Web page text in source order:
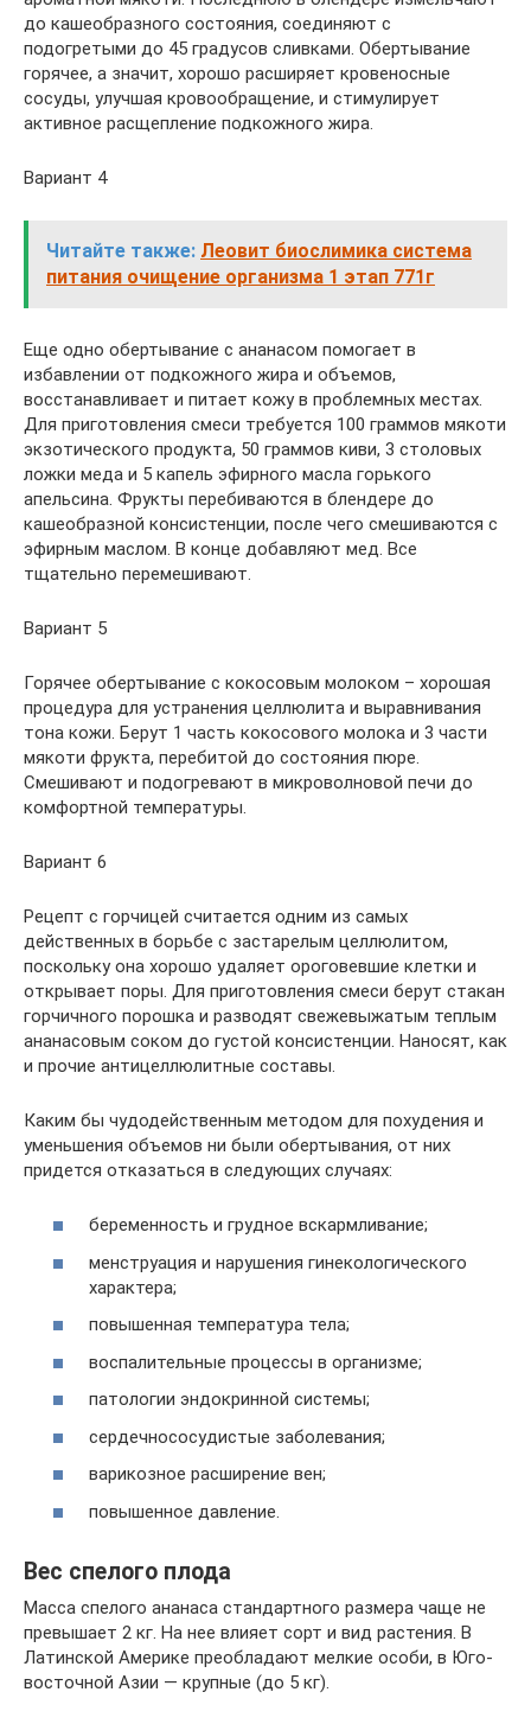
до кашеобразного состояния, соединяют с
подогретыми до 45 градусов сливками. Обертывание
горячее, а значит, хорошо расширяет кровеносные
сосуды, улучшая кровообращение, и стимулирует
активное расщепление подкожного жира.
Вариант 4
Читайте также: Леовит биослимика система
питания очищение организма 1 этап 771г
Еще одно обертывание с ананасом помогает в
избавлении от подкожного жира и объемов,
восстанавливает и питает кожу в проблемных местах.
Для приготовления смеси требуется 100 граммов мякоти
экзотического продукта, 50 граммов киви, 3 столовых
ложки меда и 5 капель эфирного масла горького
апельсина. Фрукты перебиваются в блендере до
кашеобразной консистенции, после чего смешиваются с
эфирным маслом. В конце добавляют мед. Все
тщательно перемешивают.
Вариант 5
Горячее обертывание с кокосовым молоком – хорошая
процедура для устранения целлюлита и выравнивания
тона кожи. Берут 1 часть кокосового молока и 3 части
мякоти фрукта, перебитой до состояния пюре.
Смешивают и подогревают в микроволновой печи до
комфортной температуры.
Вариант 6
Рецепт с горчицей считается одним из самых
действенных в борьбе с застарелым целлюлитом,
поскольку она хорошо удаляет ороговевшие клетки и
открывает поры. Для приготовления смеси берут стакан
горчичного порошка и разводят свежевыжатым теплым
ананасовым соком до густой консистенции. Наносят, как
и прочие антицеллюлитные составы.
Каким бы чудодейственным методом для похудения и
уменьшения объемов ни были обертывания, от них
придется отказаться в следующих случаях:
беременность и грудное вскармливание;
менструация и нарушения гинекологического
характера;
повышенная температура тела;
воспалительные процессы в организме;
патологии эндокринной системы;
сердечнососудистые заболевания;
варикозное расширение вен;
повышенное давление.
Вес спелого плода
Масса спелого ананаса стандартного размера чаще не
превышает 2 кг. На нее влияет сорт и вид растения. В
Латинской Америке преобладают мелкие особи, в Юго-
восточной Азии — крупные (до 5 кг).